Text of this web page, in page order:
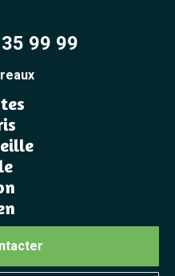
99 99